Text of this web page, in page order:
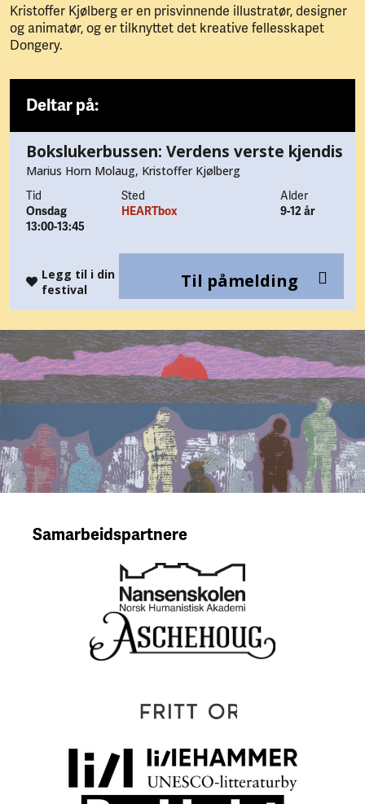
Kristoffer Kjølberg er en prisvinnende illustratør, designer
og animatør, og er tilknyttet det kreative fellesskapet
Dongery.
Deltar på:
Bokslukerbussen: Verdens verste kjendis
Marius Horn Molaug, Kristoffer Kjølberg
Tid
Onsdag
13:00-13:45
Sted
HEARTbox
Alder
9-12 år
Til påmelding
Legg til i din
festival
Samarbeidspartnere